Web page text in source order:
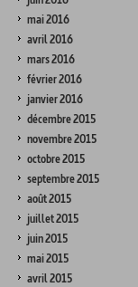
mai 2016
avril 2016
mars 2016
février 2016
janvier 2016
décembre 2015
novembre 2015
octobre 2015
septembre 2015
août 2015
juillet 2015
juin 2015
mai 2015
avril 2015